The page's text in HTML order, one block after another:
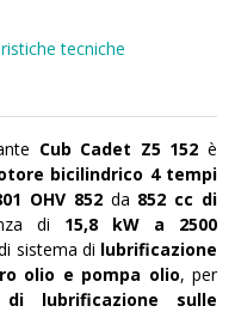
tecniche
Cub Cadet Z5 152 è
bicilindrico 4 tempi
OHV 852 da 852 cc di
di 15,8 kW a 2500
sistema di lubrificazione
olio e pompa olio, per
di lubrificazione sulle